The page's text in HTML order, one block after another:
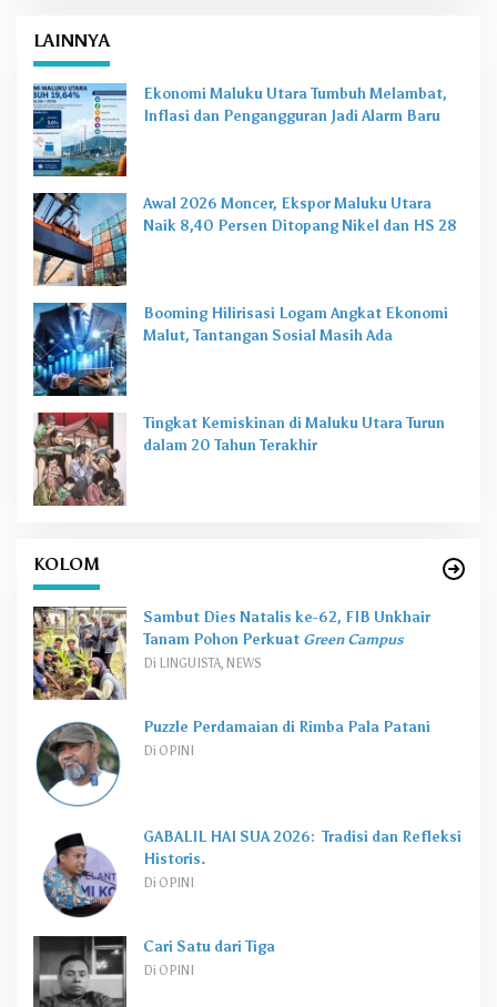
LAINNYA
Ekonomi Maluku Utara Tumbuh Melambat,
Inflasi dan Pengangguran Jadi Alarm Baru
Awal 2026 Moncer, Ekspor Maluku Utara
Naik 8,40 Persen Ditopang Nikel dan HS 28
Booming Hilirisasi Logam Angkat Ekonomi
Malut, Tantangan Sosial Masih Ada
Tingkat Kemiskinan di Maluku Utara Turun
dalam 20 Tahun Terakhir
KOLOM
Sambut Dies Natalis ke-62, FIB Unkhair
Tanam Pohon Perkuat Green Campus
Di LINGUISTA, NEWS
Puzzle Perdamaian di Rimba Pala Patani
Di OPINI
GABALIL HAI SUA 2026: Tradisi dan Refleksi
Historis.
Di OPINI
Cari Satu dari Tiga
Di OPINI